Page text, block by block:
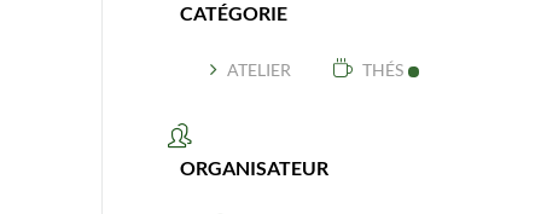
CATÉGORIE
ATELIER THÉS
ORGANISATEUR